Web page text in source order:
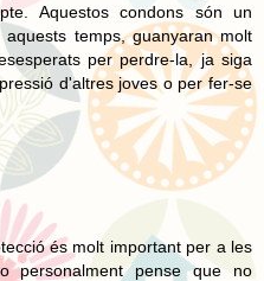
Aquestos condons són un
temps, guanyaran molt
per perdre-la, ja siga
d'altres joves o per fer-se
és molt important per a les
personalment pense que no